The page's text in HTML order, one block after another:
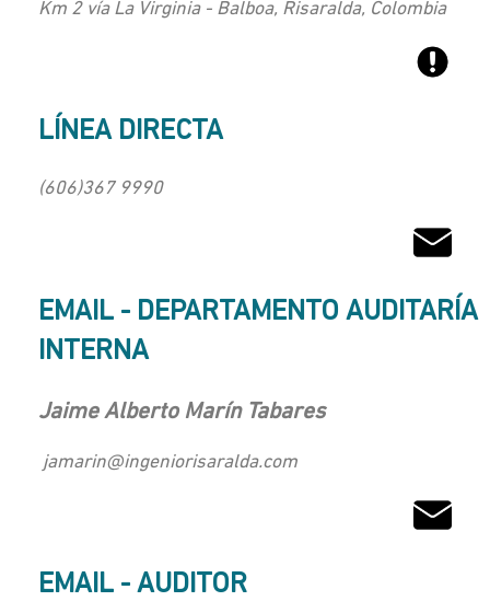
Km 2 vía La Virginia - Balboa, Risaralda, Colombia
LÍNEA DIRECTA
(606)367 9990
EMAIL - DEPARTAMENTO AUDITARÍA
INTERNA
Jaime Alberto Marín Tabares
jamarin@ingeniorisaralda.com
EMAIL - AUDITOR